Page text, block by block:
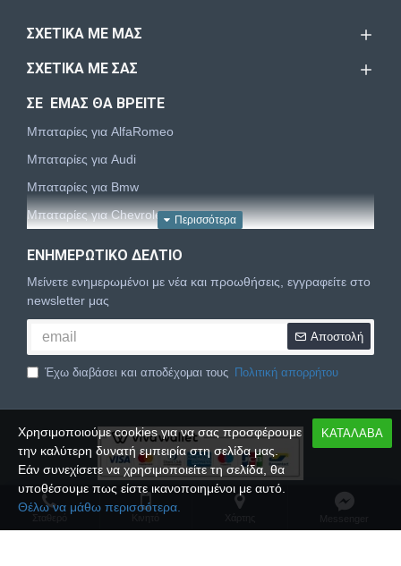
ΣΧΕΤΙΚΆ ΜΕ ΜΑΣ
ΣΧΕΤΙΚΆ ΜΕ ΣΑΣ
ΣΕ ΕΜΑΣ ΘΑ ΒΡΕΙΤΕ
Μπαταρίες για AlfaRomeo
Μπαταρίες για Audi
Μπαταρίες για Bmw
Μπαταρίες για Chevrolet
Μπαταρίες για Dacia
Μπαταρίες για Daewoo
Μπαταρίες για Daihatsu
Μπαταρίες για Dodge
Μπαταρίες για Fiat
Μπαταρίες για Ford
Μπαταρίες για Honda
Μπαταρίες για Hyundai
ΕΝΗΜΕΡΩΤΙΚΌ ΔΕΛΤΊΟ
Μείνετε ενημερωμένοι με νέα και προωθήσεις, εγγραφείτε στο
newsletter μας
Αποστολή
Έχω διαβάσει και αποδέχομαι τους Πολιτική απορρήτου
Copyright © 2024,Palbatt.gr , All Rights Reserved
ΚΑΤΑΛΑΒΑ
Χρησιμοποιούμε cookies για να σας προσφέρουμε
την καλύτερη δυνατή εμπειρία στη σελίδα μας.
Εάν συνεχίσετε να χρησιμοποιείτε τη σελίδα, θα
υποθέσουμε πως είστε ικανοποιημένοι με αυτό.
Θέλω να μάθω περισσότερα.